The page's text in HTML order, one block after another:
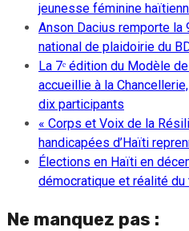
jeunesse féminine
Anson Dacius remporte la
national de plaidoirie du
La 7ᵉ édition du Modèle
accueillie à la
dix participants
« Corps et Voix de la
handicapées d’Haïti
Élections en Haïti en
démocratique et réalité du
Ne manquez pas :